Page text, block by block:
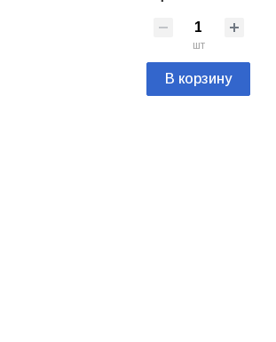
шт
В корзину